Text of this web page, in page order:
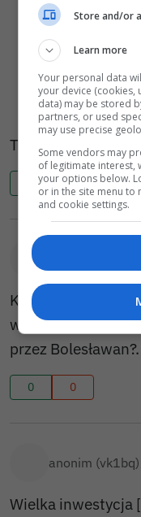
Kaja
Miasto
uprawianie
pływa. Ale
Sadzawki na
pływania.
Miasto
pod małe
zwiewają z
przespał
otwartych
ucieknie. Bo
sypialnia i
To jest kolumbari
0
Ignorantus
Kiedy MOSIR
wieczność nie
przez Bolesławan?.
0 0
anonim (vk1bq)
Wielka inwestycja
Store and/or
Learn more
Your personal data
your device (cookies,
data) may be stored
partners, or used
may use precise
Some vendors may
of legitimate interest,
your options below.
or in the site menu to
and cookie settings.